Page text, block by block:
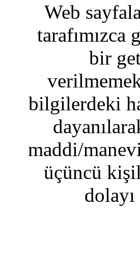
Web
bir
bilgilerdeki
maddi/
üçüncü